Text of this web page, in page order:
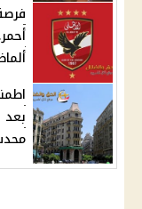
بعد